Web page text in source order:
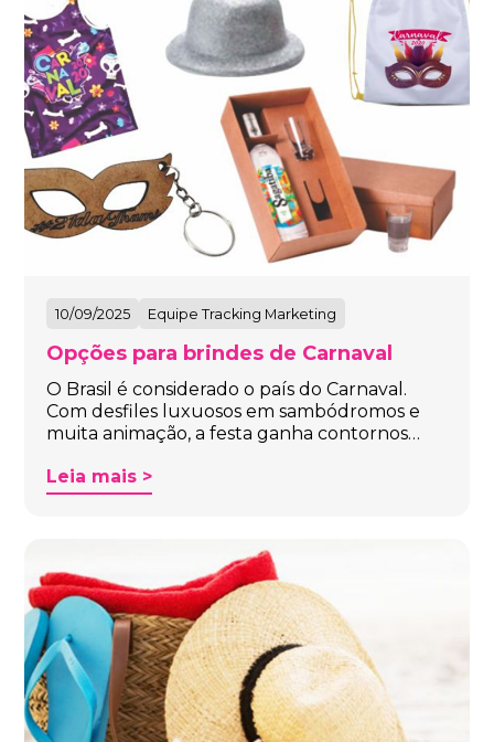
10/09/2025 Equipe Tracking Marketing
Opções para brindes de Carnaval
O Brasil é considerado o país do Carnaval.
Com desfiles luxuosos em sambódromos e
muita animação, a festa ganha contornos…
Leia mais >